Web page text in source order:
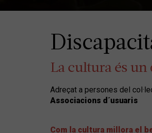
La cultura és un
Adreçat a persones del
Associacions d´usuaris
Com la cultura millora el